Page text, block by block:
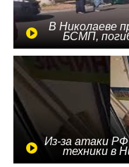
В Николаеве
БСМП,
Из-за атаки
техники в